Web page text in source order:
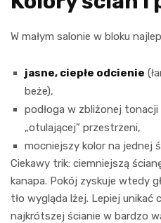
W małym salonie w bloku
jasne, ciepłe odcienie
beże),
podłoga w zbliżonej
„otulającej” przestrzeni,
mocniejszy kolor na jednej
Ciekawy trik: ciemniejszą
kanapa. Pokój zyskuje wtedy
tło wygląda lżej. Lepiej unikać
najkrótszej ścianie w bardzo